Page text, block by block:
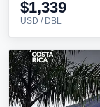
$1,339
USD / DBL